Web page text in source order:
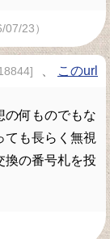
23）
このurl
の何ものでもな
ても長らく無視
の番号札を投